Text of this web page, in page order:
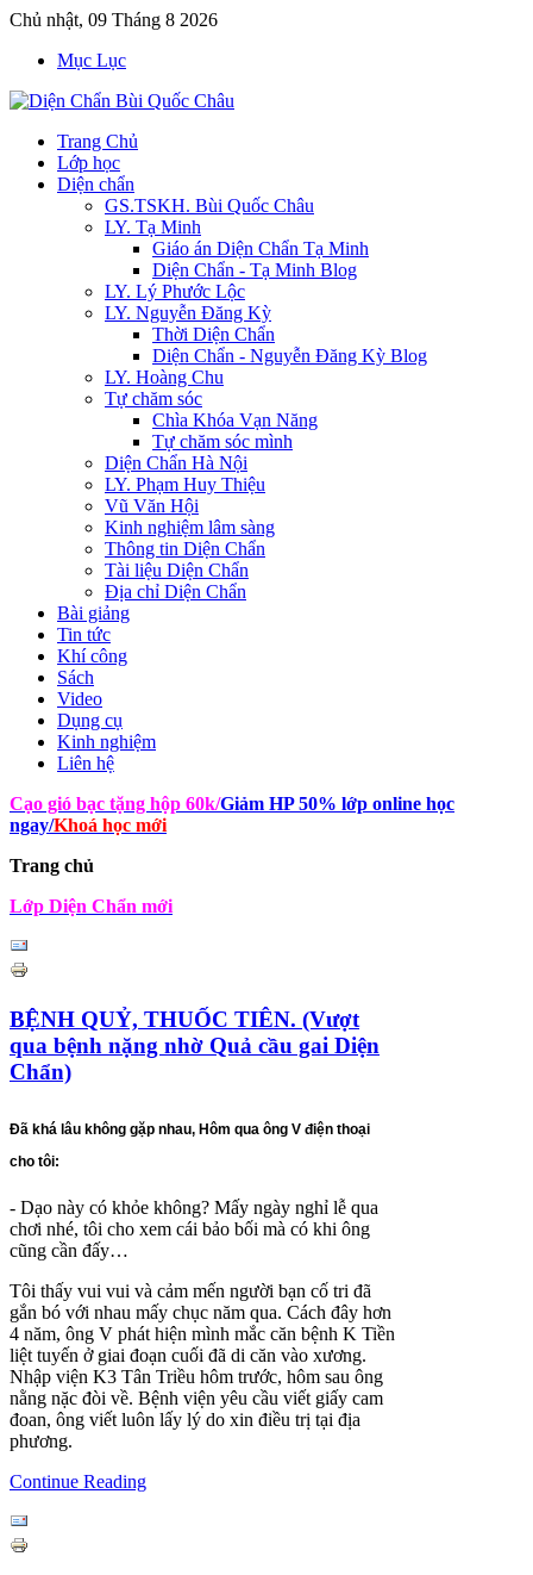
Chủ nhật, 09 Tháng 8 2026
Mục Lục
Trang Chủ
Lớp học
Diện chẩn
GS.TSKH. Bùi Quốc Châu
LY. Tạ Minh
Giáo án Diện Chẩn Tạ Minh
Diện Chẩn - Tạ Minh Blog
LY. Lý Phước Lộc
LY. Nguyễn Đăng Kỳ
Thời Diện Chẩn
Diện Chẩn - Nguyễn Đăng Kỳ Blog
LY. Hoàng Chu
Tự chăm sóc
Chìa Khóa Vạn Năng
Tự chăm sóc mình
Diện Chẩn Hà Nội
LY. Phạm Huy Thiệu
Vũ Văn Hội
Kinh nghiệm lâm sàng
Thông tin Diện Chẩn
Tài liệu Diện Chẩn
Địa chỉ Diện Chẩn
Bài giảng
Tin tức
Khí công
Sách
Video
Dụng cụ
Kinh nghiệm
Liên hệ
Cạo gió bạc tặng hộp 60k/Giảm HP 50% lớp online học
ngay/Khoá học mới
Trang chủ
Lớp Diện Chẩn mới
BỆNH QUỶ, THUỐC TIÊN. (Vượt
qua bệnh nặng nhờ Quả cầu gai Diện
Chẩn)
Đã khá lâu không gặp nhau, Hôm qua ông V điện thoại
cho tôi:
- Dạo này có khỏe không? Mấy ngày nghỉ lễ qua
chơi nhé, tôi cho xem cái bảo bối mà có khi ông
cũng cần đấy…
Tôi thấy vui vui và cảm mến người bạn cố tri đã
gắn bó với nhau mấy chục năm qua. Cách đây hơn
4 năm, ông V phát hiện mình mắc căn bệnh K Tiền
liệt tuyến ở giai đoạn cuối đã di căn vào xương.
Nhập viện K3 Tân Triều hôm trước, hôm sau ông
nằng nặc đòi về. Bệnh viện yêu cầu viết giấy cam
đoan, ông viết luôn lấy lý do xin điều trị tại địa
phương.
Continue Reading